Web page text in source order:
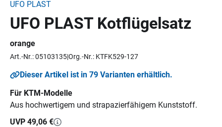
UFO PLAST
UFO PLAST Kotflügelsatz
orange
Art.-Nr.: 05103135Org.-Nr.: KTFK529-127
Dieser Artikel ist in 79 Varianten erhältlich.
Für KTM-Modelle
Aus hochwertigem und strapazierfähigem Kunststoff.
UVP 49,06 €